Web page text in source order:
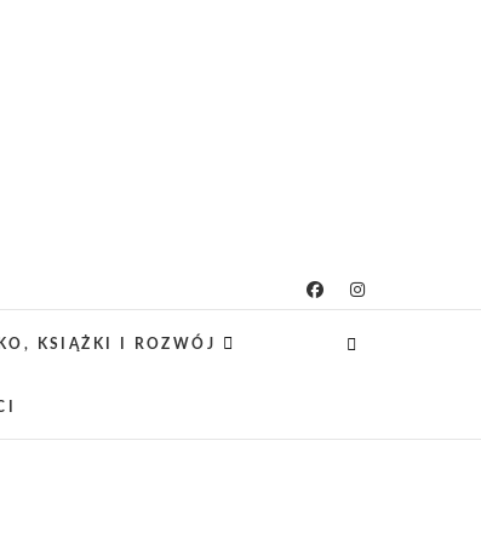
lifestylowy
PROJEKTY DIY Z DZIECKIEM,
KSIĄŻKI I ROZWÓJ